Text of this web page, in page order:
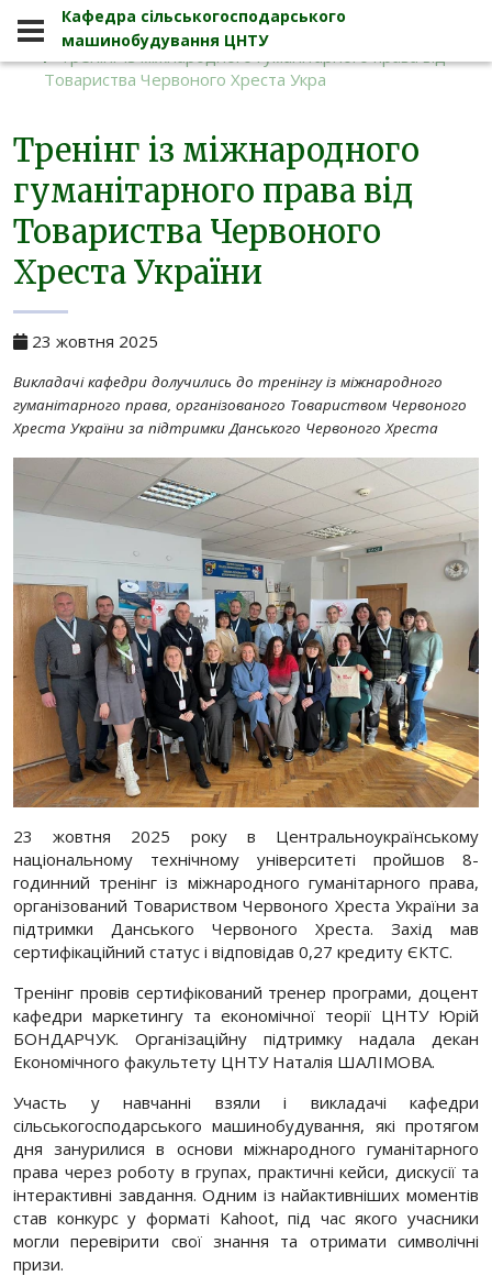
Кафедра сільськогосподарського
машинобудування ЦНТУ
Кафедра сільськогосподарського
Новини
Тренінг із міжнародного гуманітарного права від
Товариства Червоного Хреста Укра
Тренінг із міжнародного
гуманітарного права від
Товариства Червоного
Хреста України
23 жовтня 2025
Викладачі кафедри долучились до тренінгу із міжнародного
гуманітарного права, організованого Товариством Червоного
Хреста України за підтримки Данського Червоного Хреста
23 жовтня 2025 року в Центральноукраїнському
національному технічному університеті пройшов 8-
годинний тренінг із міжнародного гуманітарного права,
організований Товариством Червоного Хреста України за
підтримки Данського Червоного Хреста. Захід мав
сертифікаційний статус і відповідав 0,27 кредиту ЄКТС.
Тренінг провів сертифікований тренер програми, доцент
кафедри маркетингу та економічної теорії ЦНТУ Юрій
БОНДАРЧУК. Організаційну підтримку надала декан
Економічного факультету ЦНТУ Наталія ШАЛІМОВА.
Участь у навчанні взяли і викладачі кафедри
сільськогосподарського машинобудування, які протягом
дня занурилися в основи міжнародного гуманітарного
права через роботу в групах, практичні кейси, дискусії та
інтерактивні завдання. Одним із найактивніших моментів
став конкурс у форматі Kahoot, під час якого учасники
могли перевірити свої знання та отримати символічні
призи.